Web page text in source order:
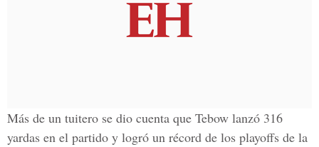
Más de un tuitero se dio cuenta que Tebow lanzó 316
yardas en el partido y logró un récord de los playoffs de la